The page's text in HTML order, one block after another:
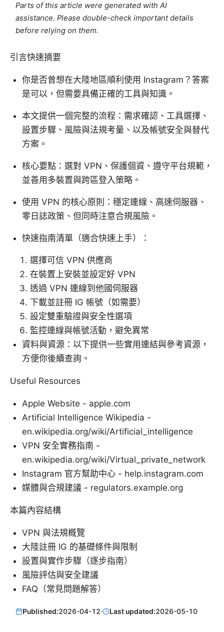
Parts of this article were generated with AI
assistance. Please double-check important details
before relying on them.
引言快速摘要
你是否曾想在大陸地區順利使用 Instagram？答案
是可以，但需要具備正確的工具與知識。
本文提供一個完整的流程：需求確認、工具選擇、
設置步驟、風險與法規考量、以及帳號安全與替代
方案。
核心要點：選對 VPN、保護個資、遵守平台規範，
並善用多裝置與跨區登入策略。
使用 VPN 的核心原則：穩定連線、高速伺服器、
零日誌政策、但同時注意合規風險。
快速指南清單（適合快速上手）：
選擇可信 VPN 供應商
在裝置上安裝並設定好 VPN
透過 VPN 連線到他國伺服器
下載並註冊 IG 帳號（如需要）
設定雙重驗證與安全性選項
監控連線與帳號活動，避免異常
資料與資源：以下提供一些實用連結與參考資源，
方便你後續查詢。
Useful Resources
Apple Website - apple.com
Artificial Intelligence Wikipedia -
en.wikipedia.org/wiki/Artificial_intelligence
VPN 安全實務指南 -
en.wikipedia.org/wiki/Virtual_private_network
Instagram 官方幫助中心 - help.instagram.com
媒體與合規建議 - regulators.example.org
本篇內容結構
VPN 與法規概覽
大陸註冊 IG 的基礎條件與限制
設置與實作步驟（逐步指南）
風險評估與安全建議
FAQ（常見問題解答）
Published:2026-04-12· Last updated:2026-05-10